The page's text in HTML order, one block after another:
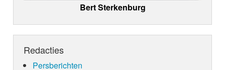
Bert Sterkenburg
Redacties
Persberichten